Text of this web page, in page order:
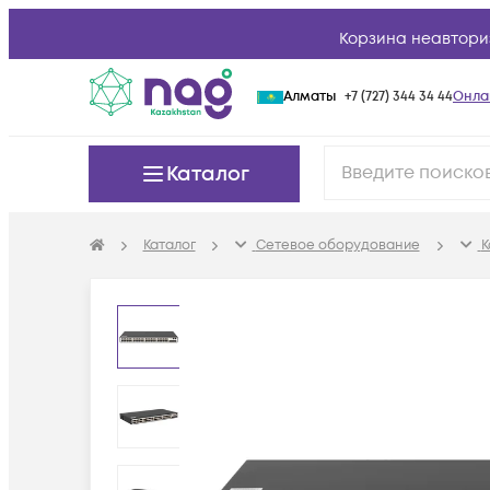
Корзина
Алматы +7 (727) 344 34 44
Каталог
Каталог Сетевое оборудование